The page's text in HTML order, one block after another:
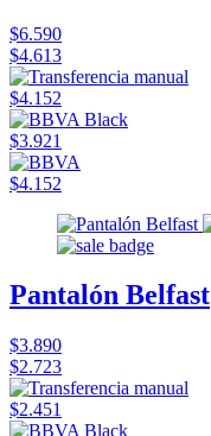
$6.590
$4.613
$4.152
$3.921
$4.152
Pantalón Belfast
$3.890
$2.723
$2.451